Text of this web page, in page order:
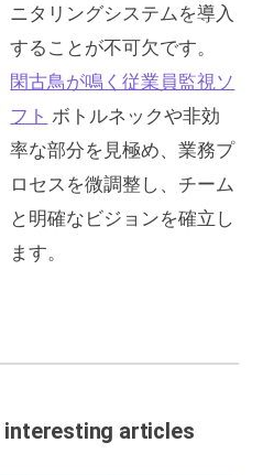
ニタリングシステムを導入
することが不可欠です。
閑古鳥が鳴く従業員監視ソ
フト ボトルネックや非効
率な部分を見極め、業務プ
ロセスを微調整し、チーム
と明確なビジョンを確立し
ます。
interesting articles